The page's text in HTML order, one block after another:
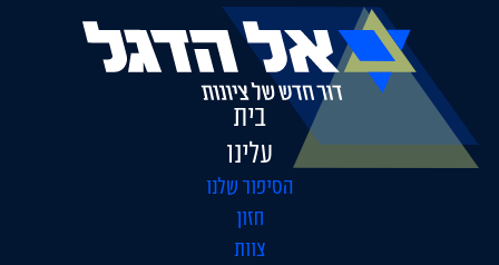
בית
עלינו
הסיפור שלנו
חזון
צוות